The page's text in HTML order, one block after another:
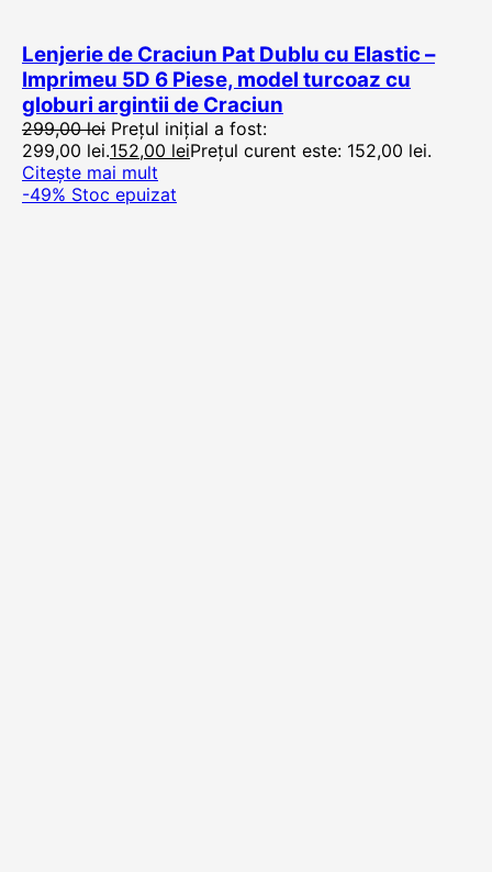
Lenjerie de Craciun Pat Dublu cu Elastic –
Imprimeu 5D 6 Piese, model turcoaz cu
globuri argintii de Craciun
299,00lei Prețul inițial a fost:
299,00 lei.152,00 leiPrețul curent este: 152,00 lei.
Citește mai mult
-49% Stoc epuizat